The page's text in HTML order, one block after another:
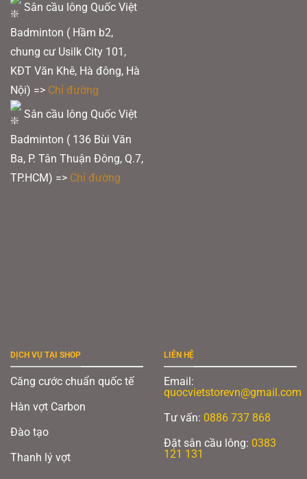
Sân cầu lông Quốc Việt
Badminton ( Hầm b2,
chung cư Usilk City 101,
KĐT Văn Khê, Hà đông, Hà
Nội) => Chỉ đường
Sân cầu lông Quốc Việt
Badminton ( 136 Bùi Văn
Ba, P. Tân Thuận Đông, Q.7,
TP.HCM) => Chỉ đường
DỊCH VỤ TẠI SHOP
Căng cước chuẩn quốc tế
Hàn vợt Carbon
Đào tạo
Thanh lý vợt
LIÊN HỆ
Email:
quocvietstorevn@gmail.com
Tư vấn: 0886 737 868
Đặt sân cầu lông: 0383
121 131